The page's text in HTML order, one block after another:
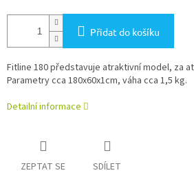
Přidat do košíku
Fitline 180 představuje atraktivní model, za
Parametry cca 180x60x1cm, váha cca 1,5 kg.
Detailní informace
ZEPTAT SE SDÍLET